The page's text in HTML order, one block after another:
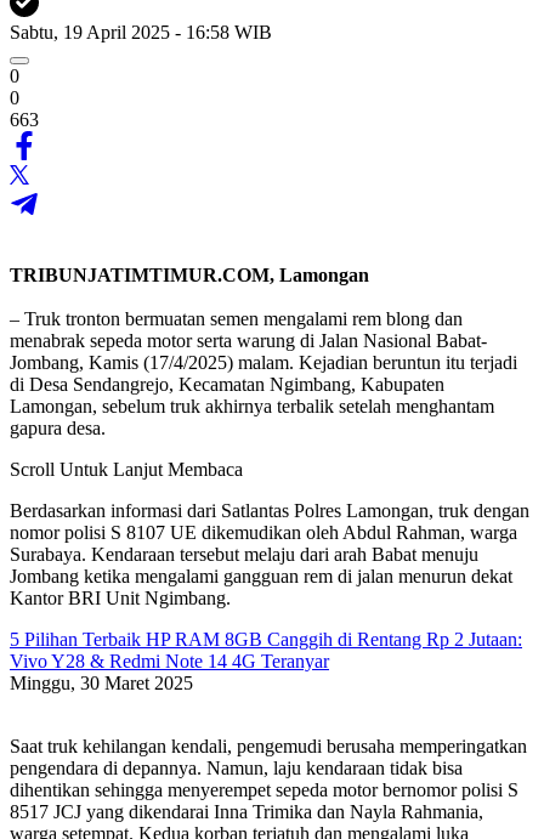
Sabtu, 19 April 2025 - 16:58 WIB
0
0
663
TRIBUNJATIMTIMUR.COM, Lamongan
– Truk tronton bermuatan semen mengalami rem blong dan
menabrak sepeda motor serta warung di Jalan Nasional Babat-
Jombang, Kamis (17/4/2025) malam. Kejadian beruntun itu terjadi
di Desa Sendangrejo, Kecamatan Ngimbang, Kabupaten
Lamongan, sebelum truk akhirnya terbalik setelah menghantam
gapura desa.
Scroll Untuk Lanjut Membaca
Berdasarkan informasi dari Satlantas Polres Lamongan, truk dengan
nomor polisi S 8107 UE dikemudikan oleh Abdul Rahman, warga
Surabaya. Kendaraan tersebut melaju dari arah Babat menuju
Jombang ketika mengalami gangguan rem di jalan menurun dekat
Kantor BRI Unit Ngimbang.
5 Pilihan Terbaik HP RAM 8GB Canggih di Rentang Rp 2 Jutaan:
Vivo Y28 & Redmi Note 14 4G Teranyar
Minggu, 30 Maret 2025
Saat truk kehilangan kendali, pengemudi berusaha memperingatkan
pengendara di depannya. Namun, laju kendaraan tidak bisa
dihentikan sehingga menyerempet sepeda motor bernomor polisi S
8517 JCJ yang dikendarai Inna Trimika dan Nayla Rahmania,
warga setempat. Kedua korban terjatuh dan mengalami luka